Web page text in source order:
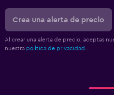
Crea una alerta de precio
Al crear una alerta de precio, aceptas
nuestra política de privacidad..